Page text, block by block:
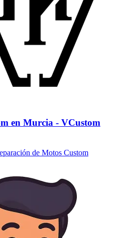
en Murcia - VCustom
de Motos Custom